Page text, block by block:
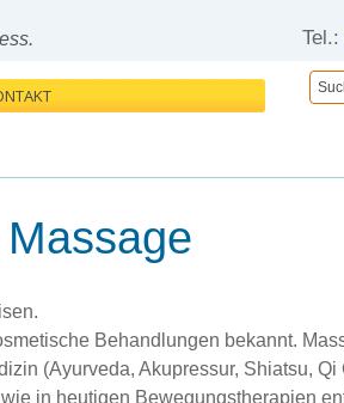
Tel.:
Behandlungen bekannt.
(Ayurveda, Akupressur, Shiatsu, Qi
in heutigen Bewegungstherapien